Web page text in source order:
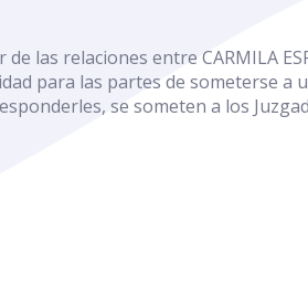
las relaciones entre CARMILA
para las partes de someterse a
se someten a los